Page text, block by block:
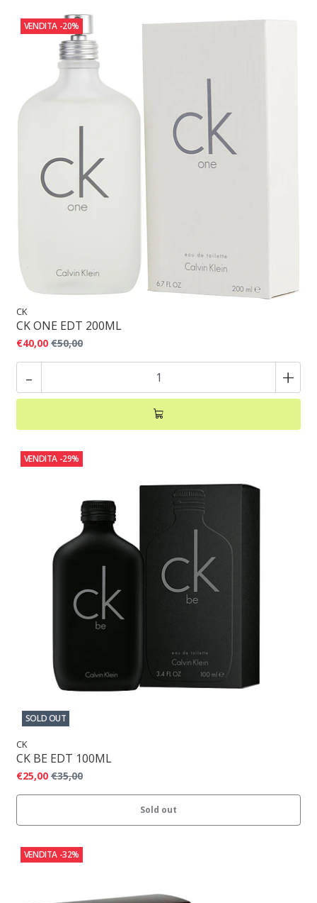
VENDITA -20%
CK
CK ONE EDT 200ML
€40,00 €50,00
- +
VENDITA -29%
SOLD OUT
CK
CK BE EDT 100ML
€25,00 €35,00
Sold out
VENDITA -32%